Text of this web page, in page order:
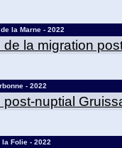
la Marne - 2022
de la migration
- 2022
post-nuptial
la Folie - 2022